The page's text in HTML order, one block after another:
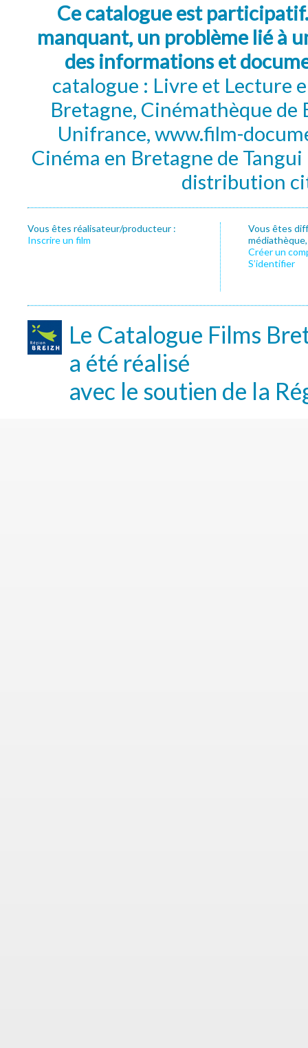
Ce catalogue est
manquant, un problème lié à
des informations et
catalogue : Livre et Lecture
Bretagne, Cinémathèque de
Unifrance, www.film-
Cinéma en Bretagne de
distribution
Vous êtes réalisateur/producteur :
Inscrire un film
Vous êtes
Créer un
S’identifier
Le Catalogue Films
a été réalisé
avec le soutien de la